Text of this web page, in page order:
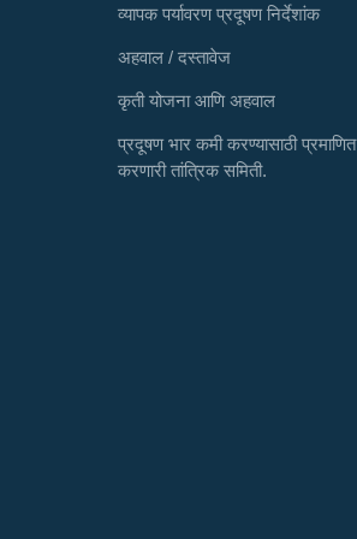
व्यापक पर्यावरण प्रदूषण निर्देशांक
अहवाल / दस्तावेज
कृती योजना आणि अहवाल
प्रदूषण भार कमी करण्यासाठी प्रमाणित
करणारी तांत्रिक समिती.